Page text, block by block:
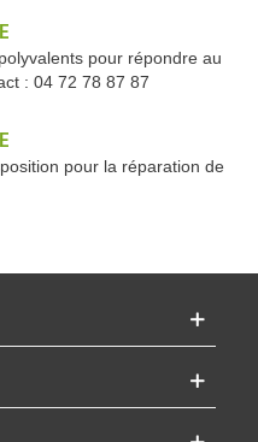
pour répondre au
: 04 72 78 87 87
pour la réparation de